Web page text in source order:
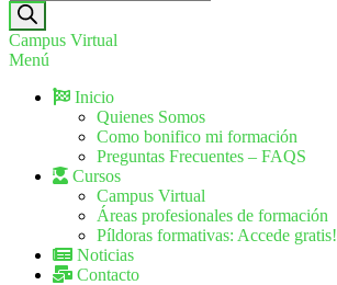
Campus Virtual
Menú
Inicio
Quienes Somos
Como bonifico mi formación
Preguntas Frecuentes – FAQS
Cursos
Campus Virtual
Áreas profesionales de formación
Píldoras formativas: Accede gratis!
Noticias
Contacto